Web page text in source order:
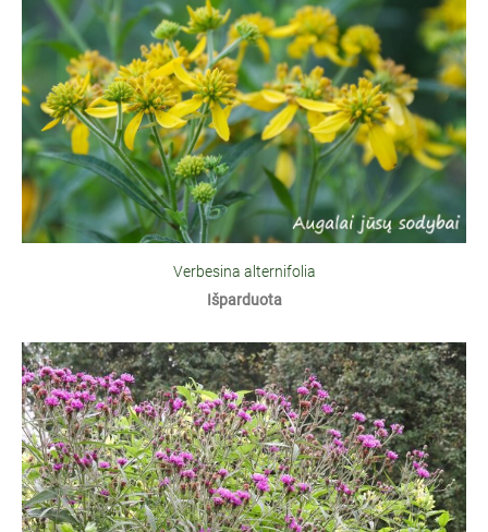
Verbesina alternifolia
Išparduota